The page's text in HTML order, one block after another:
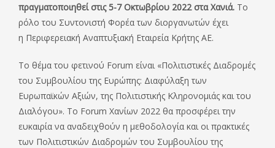
πραγματοποιηθεί στις 5-7 Οκτωβρίου 2022 στα Χανιά. Το
ρόλο του Συντονιστή Φορέα των διοργανωτών έχει
η Περιφερειακή Αναπτυξιακή Εταιρεία Κρήτης ΑΕ.
Το θέμα του φετινού Forum είναι «Πολιτιστικές Διαδρομές
του Συμβουλίου της Ευρώπης: Διαφύλαξη των
Ευρωπαϊκών Αξιών, της Πολιτιστικής Κληρονομιάς και του
Διαλόγου». Το Forum Χανίων 2022 θα προσφέρει την
ευκαιρία να αναδειχθούν η μεθοδολογία και οι πρακτικές
των Πολιτιστικών Διαδρομών του Συμβουλίου της